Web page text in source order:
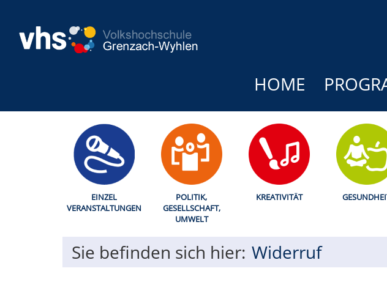
HOME
EINZEL
VERANSTALTUNGEN
POLITIK,
GESELLSCHAFT,
UMWELT
KREATIVITÄT
Sie befinden sich hier: Widerruf